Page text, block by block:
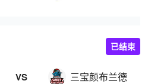
VS 三宝颜布兰德
已结束